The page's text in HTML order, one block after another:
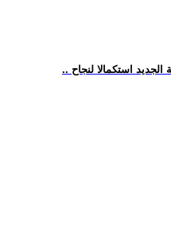
استكمالا لنجاح